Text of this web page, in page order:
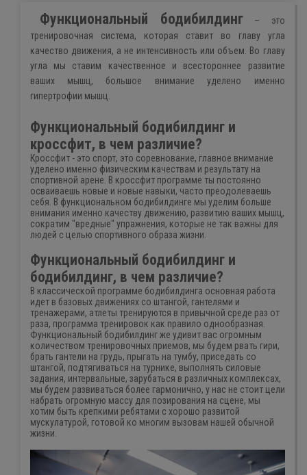
Функциональный бодибилдинг– это
тренировочная система, которая ставит во главу угла
качество движения, а не интенсивность или объем. Во главу
угла мы ставим качественное и всестороннее развитие
ваших мышц, большое внимание уделено именно
гипертрофии мышц.
Функциональный бодибилдинг и
кроссфит, в чем различие?
Кроссфит - это спорт, это соревнование, главное внимание
уделено именно физическим качествам и результату на
спортивной арене. В кроссфит программе ты постоянно
осваиваешь новые и новые навыки, часто преодолеваешь
себя. В функциональном бодибилдинге мы уделим больше
внимания именно качеству движению, развитию ваших мышц,
сократим "вредные" упражнения, которые не так важны для
людей с целью спортивного образа жизни.
Функциональный бодибилдинг и
бодибилдинг, в чем различие?
В классической программе бодибилдинга основная работа
идет в базовых движениях со штангой, гантелями и
тренажерами, атлеты тренируются в привычной среде раз от
раза, программа тренировок как правило однообразная.
Функциональный бодибилдинг же удивит вас огромным
количеством тренировочных приемов, мы будем рвать гири,
брать гантели на грудь, прыгать на тумбу, приседать со
штангой, подтягиваться на турнике, выполнять силовые
задания, интервальные, зарубаться в различных комплексах,
мы будем развиваться более гармонично, у нас не стоит цели
набрать огромную массу для позирования на сцене, мы
хотим быть крепкими ребятами с хорошо развитой
мускулатурой, готовой ко многим вызовам нашей обычной
жизни.